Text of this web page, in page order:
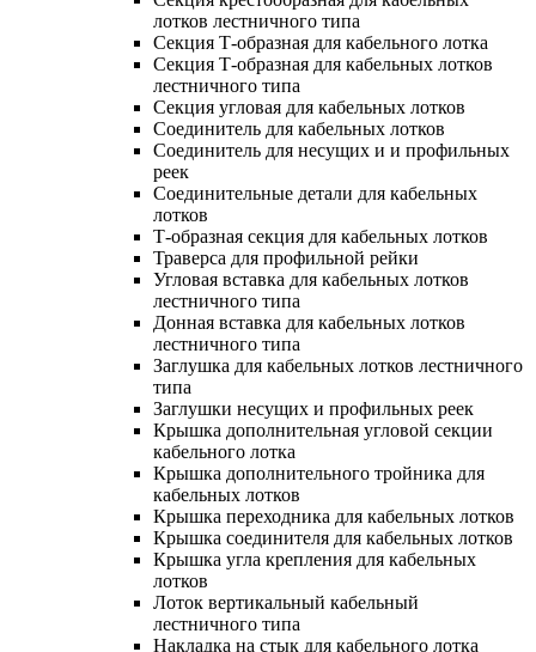
лотков лестничного типа
Секция Т-образная для кабельного лотка
Секция Т-образная для кабельных лотков
лестничного типа
Секция угловая для кабельных лотков
Соединитель для кабельных лотков
Соединитель для несущих и и профильных
реек
Соединительные детали для кабельных
лотков
Т-образная секция для кабельных лотков
Траверса для профильной рейки
Угловая вставка для кабельных лотков
лестничного типа
Донная вставка для кабельных лотков
лестничного типа
Заглушка для кабельных лотков лестничного
типа
Заглушки несущих и профильных реек
Крышка дополнительная угловой секции
кабельного лотка
Крышка дополнительного тройника для
кабельных лотков
Крышка переходника для кабельных лотков
Крышка соединителя для кабельных лотков
Крышка угла крепления для кабельных
лотков
Лоток вертикальный кабельный
лестничного типа
Накладка на стык для кабельного лотка